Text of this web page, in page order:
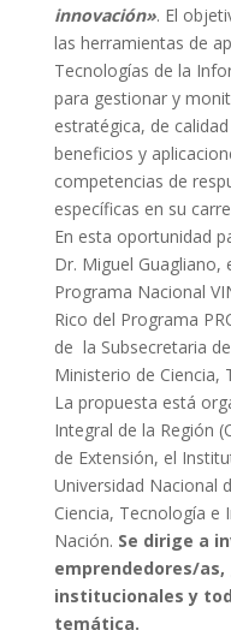
innovación». El
las herramientas de
Tecnologías de la
para gestionar y
estratégica, de
beneficios y
competencias de
específicas en su
En esta oportunidad
Dr. Miguel Guagliano,
Programa Nacional
Rico del Programa
de la Subsecretaria
Ministerio de Ciencia,
La propuesta está
Integral de la Región
de Extensión, el
Universidad Nacional
Ciencia, Tecnología e
Nación. Se dirige a
emprendedores/
institucionales y
temática.